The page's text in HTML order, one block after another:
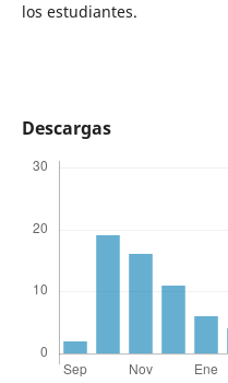
los estudiantes.
Descargas